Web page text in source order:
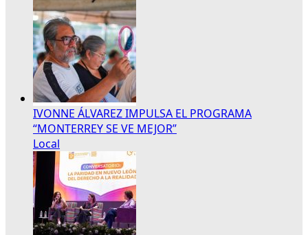
IVONNE ÁLVAREZ IMPULSA EL PROGRAMA
“MONTERREY SE VE MEJOR”
Local